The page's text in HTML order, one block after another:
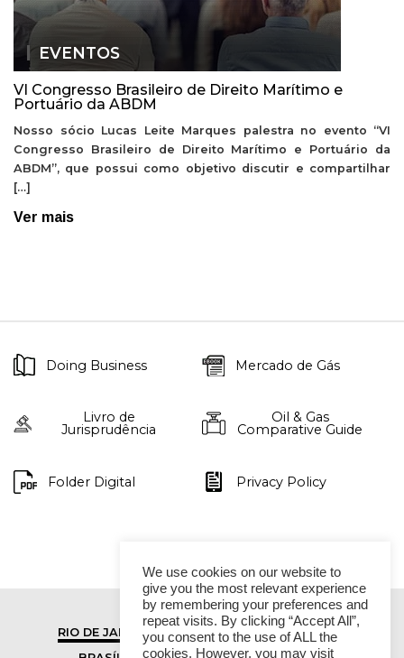
EVENTOS
VI Congresso Brasileiro de Direito Marítimo e
Portuário da ABDM
Nosso sócio Lucas Leite Marques palestra no evento “VI
Congresso Brasileiro de Direito Marítimo e Portuário da
ABDM”, que possui como objetivo discutir e compartilhar
[…]
Ver mais
Doing Business Mercado de Gás
Livro de
Jurisprudência
Oil & Gas
Comparative Guide
Folder Digital Privacy Policy
RIO DE JANEIRO
SÃO PAULO
We use cookies on our website to
give you the most relevant experience
by remembering your preferences and
repeat visits. By clicking “Accept All”,
you consent to the use of ALL the
cookies. However, you may visit